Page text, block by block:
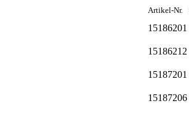
Artikel-Nr.
15186201
15186212
15187201
15187206